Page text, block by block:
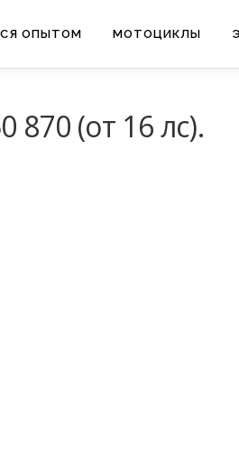
ОПЫТОМ МОТОЦИКЛЫ
870 (от 16 лс).